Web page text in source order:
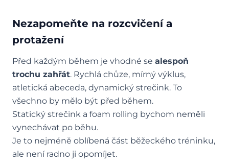
Nezapomeňte na rozcvičení a
protažení
Před každým během je vhodné se alespoň
trochu zahřát. Rychlá chůze, mírný výklus,
atletická abeceda, dynamický strečink. To
všechno by mělo být před během.
Statický strečink a foam rolling bychom neměli
vynechávat po běhu.
Je to nejméně oblíbená část běžeckého tréninku,
ale není radno ji opomíjet.